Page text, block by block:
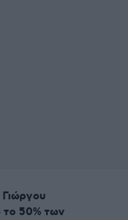
Γιώργου
50% των